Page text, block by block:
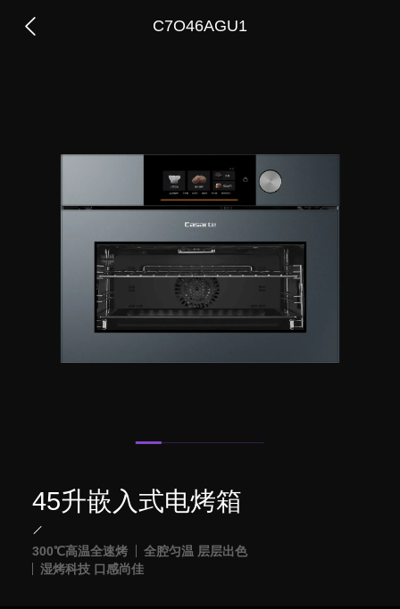
C7O46AGU1
45升嵌入式电烤箱
300℃高温全速烤
全腔匀温 层层出色
湿烤科技 口感尚佳